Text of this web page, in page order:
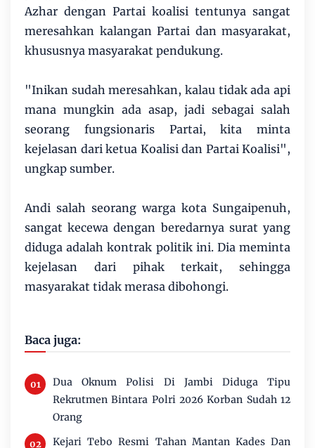
Azhar dengan Partai koalisi tentunya sangat
meresahkan kalangan Partai dan masyarakat,
khususnya masyarakat pendukung.
"Inikan sudah meresahkan, kalau tidak ada api
mana mungkin ada asap, jadi sebagai salah
seorang fungsionaris Partai, kita minta
kejelasan dari ketua Koalisi dan Partai Koalisi",
ungkap sumber.
Andi salah seorang warga kota Sungaipenuh,
sangat kecewa dengan beredarnya surat yang
diduga adalah kontrak politik ini. Dia meminta
kejelasan dari pihak terkait, sehingga
masyarakat tidak merasa dibohongi.
Baca juga:
Dua Oknum Polisi Di Jambi Diduga Tipu
Rekrutmen Bintara Polri 2026 Korban Sudah 12
Orang
Kejari Tebo Resmi Tahan Mantan Kades Dan